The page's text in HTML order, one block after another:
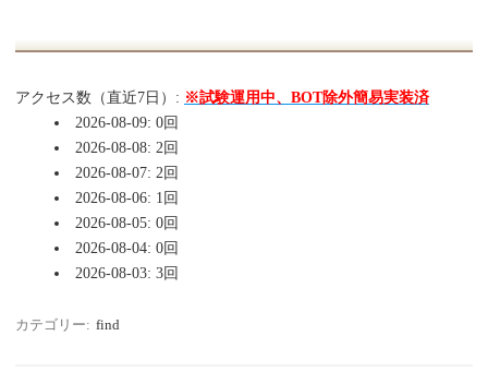
アクセス数（直近7日）: ※試験運用中、BOT除外簡易実装済
2026-08-09: 0回
2026-08-08: 2回
2026-08-07: 2回
2026-08-06: 1回
2026-08-05: 0回
2026-08-04: 0回
2026-08-03: 3回
カテゴリー: find